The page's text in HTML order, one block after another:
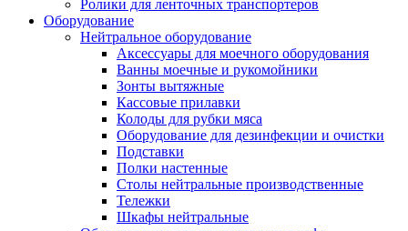
Ролики для ленточных транспортеров
Оборудование
Нейтральное оборудование
Аксессуары для моечного оборудования
Ванны моечные и рукомойники
Зонты вытяжные
Кассовые прилавки
Колоды для рубки мяса
Оборудование для дезинфекции и очистки
Подставки
Полки настенные
Столы нейтральные производственные
Тележки
Шкафы нейтральные